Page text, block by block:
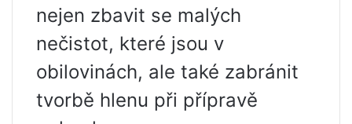
nejen zbavit se malých
nečistot, které jsou v
obilovinách, ale také zabránit
tvorbě hlenu při přípravě